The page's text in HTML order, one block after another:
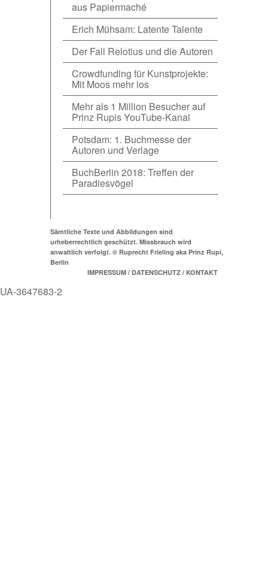
aus Papiermaché
Erich Mühsam: Latente Talente
Der Fall Relotius und die Autoren
Crowdfunding für Kunstprojekte:
Mit Moos mehr los
Mehr als 1 Million Besucher auf
Prinz Rupis YouTube-Kanal
Potsdam: 1. Buchmesse der
Autoren und Verlage
BuchBerlin 2018: Treffen der
Paradiesvögel
Sämtliche Texte und Abbildungen sind
urheberrechtlich geschützt. Missbrauch wird
anwaltlich verfolgt. © Ruprecht Frieling aka Prinz Rupi,
Berlin
IMPRESSUM / DATENSCHUTZ / KONTAKT
UA-3647683-2